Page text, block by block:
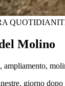
Molino
ampliamento,
giorno